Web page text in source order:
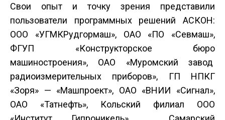
Свои опыт и точку зрения представили
пользователи программных решений АСКОН:
ООО «УГМК­Рудгормаш», ОАО «ПО «Севмаш»,
ФГУП «Конструкторское бюро
машиностроения», ОАО «Муромский завод
радиоизмерительных приборов», ГП НПКГ
«Зоря» — «Машпроект», ОАО «ВНИИ «Сигнал»,
ОАО «Татнефть», Кольский филиал ООО